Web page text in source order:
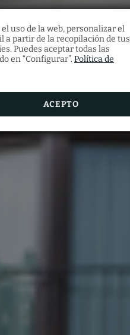
uso de la web, personalizar el
a partir de la recopilación de tus
Puedes aceptar todas las
en “Configurar”. Política de
ACEPTO
als teus éssers